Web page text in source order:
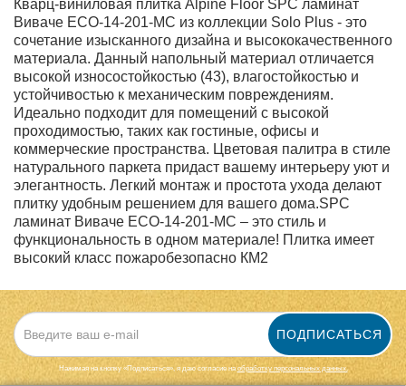
Кварц-виниловая плитка Alpine Floor SPC ламинат
Виваче ЕСО-14-201-MC из коллекции Solo Plus - это
сочетание изысканного дизайна и высококачественного
материала. Данный напольный материал отличается
высокой износостойкостью (43), влагостойкостью и
устойчивостью к механическим повреждениям.
Идеально подходит для помещений с высокой
проходимостью, таких как гостиные, офисы и
коммерческие пространства. Цветовая палитра в стиле
натурального паркета придаст вашему интерьеру уют и
элегантность. Легкий монтаж и простота ухода делают
плитку удобным решением для вашего дома.SPC
ламинат Виваче ЕСО-14-201-MC – это стиль и
функциональность в одном материале! Плитка имеет
высокий класс пожаробезопасно КМ2
ПОДПИСАТЬСЯ
Нажимая на кнопку «Подписаться», я даю cогласие наобработку персональных данных.